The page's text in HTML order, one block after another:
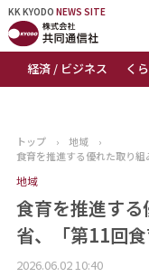
KK KYODO NEWS SITE
経済 / ビジネス く
KK KYODONEWS SITE
トップページ
ニュース
おすすめコンテンツ
出版物
トップ › 地域
›
食育を推進する優れた取り
地域
食育を推進す
省、「第11回食
2026.06.02 10:40